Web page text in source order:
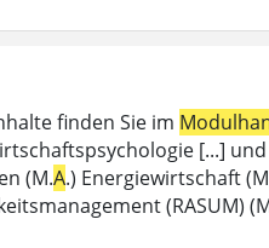
finden Sie im
[...]
(M.A.) Energiewirtschaft
(RASUM)